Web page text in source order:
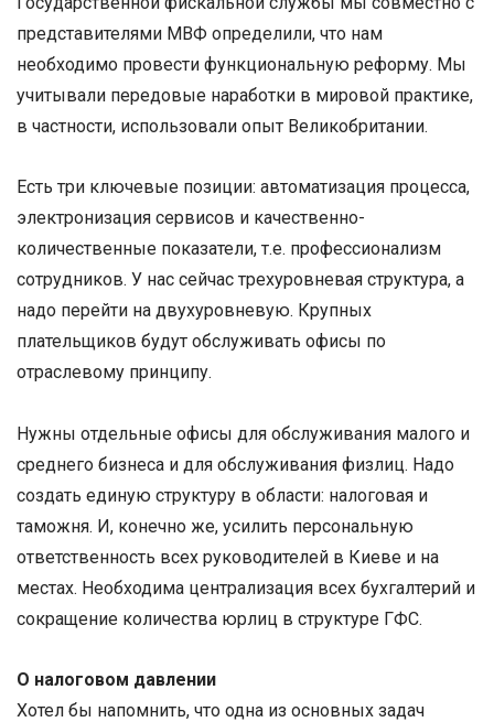
представителями МВФ определили, что нам
необходимо провести функциональную реформу. Мы
учитывали передовые наработки в мировой практике,
в частности, использовали опыт Великобритании.
Есть три ключевые позиции: автоматизация процесса,
электронизация сервисов и качественно-
количественные показатели, т.е. профессионализм
сотрудников. У нас сейчас трехуровневая структура, а
надо перейти на двухуровневую. Крупных
плательщиков будут обслуживать офисы по
отраслевому принципу.
Нужны отдельные офисы для обслуживания малого и
среднего бизнеса и для обслуживания физлиц. Надо
создать единую структуру в области: налоговая и
таможня. И, конечно же, усилить персональную
ответственность всех руководителей в Киеве и на
местах. Необходима централизация всех бухгалтерий и
сокращение количества юрлиц в структуре ГФС.
О налоговом давлении
Хотел бы напомнить, что одна из основных задач